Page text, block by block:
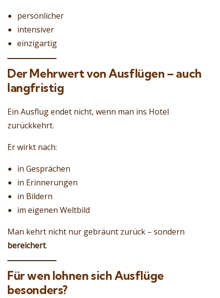
persönlicher
intensiver
einzigartig
Der Mehrwert von Ausflügen – auch
langfristig
Ein Ausflug endet nicht, wenn man ins Hotel
zurückkehrt.
Er wirkt nach:
in Gesprächen
in Erinnerungen
in Bildern
im eigenen Weltbild
Man kehrt nicht nur gebräunt zurück – sondern
bereichert.
Für wen lohnen sich Ausflüge
besonders?